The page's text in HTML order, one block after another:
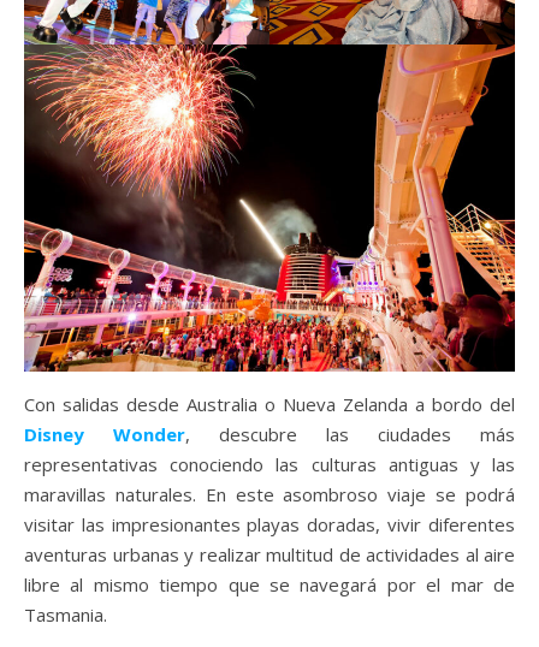
Con salidas desde Australia o Nueva Zelanda a bordo del
Disney Wonder, descubre las ciudades más
representativas conociendo las culturas antiguas y las
maravillas naturales. En este asombroso viaje se podrá
visitar las impresionantes playas doradas, vivir diferentes
aventuras urbanas y realizar multitud de actividades al aire
libre al mismo tiempo que se navegará por el mar de
Tasmania.